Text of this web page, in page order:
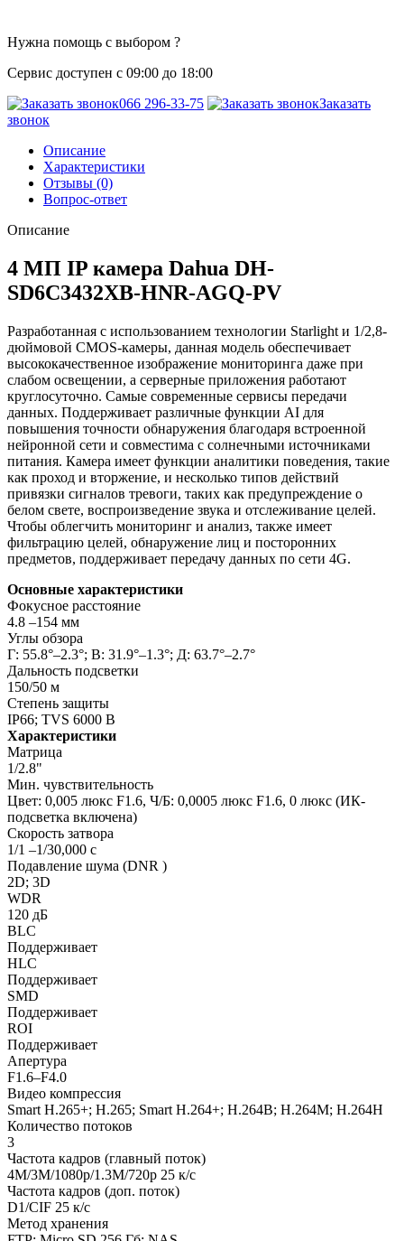
Нужна помощь с выбором ?
Сервис доступен с 09:00 до 18:00
066 296-33-75
Заказать
звонок
Описание
Характеристики
Отзывы (0)
Вопрос-ответ
Описание
4 МП IP камера Dahua DH-
SD6C3432XB-HNR-AGQ-PV
Разработанная с использованием технологии Starlight и 1/2,8-
дюймовой CMOS-камеры, данная модель обеспечивает
высококачественное изображение мониторинга даже при
слабом освещении, а серверные приложения работают
круглосуточно. Самые современные сервисы передачи
данных. Поддерживает различные функции AI для
повышения точности обнаружения благодаря встроенной
нейронной сети и совместима с солнечными источниками
питания. Камера имеет функции аналитики поведения, такие
как проход и вторжение, и несколько типов действий
привязки сигналов тревоги, таких как предупреждение о
белом свете, воспроизведение звука и отслеживание целей.
Чтобы облегчить мониторинг и анализ, также имеет
фильтрацию целей, обнаружение лиц и посторонних
предметов, поддерживает передачу данных по сети 4G.
Основные характеристики
Фокусное расстояние
4.8 –154 мм
Углы обзора
Г: 55.8°–2.3°; В: 31.9°–1.3°; Д: 63.7°–2.7°
Дальность подсветки
150/50 м
Степень защиты
IP66; TVS 6000 В
Характеристики
Матрица
1/2.8"
Мин. чувствительность
Цвет: 0,005 люкс F1.6, Ч/Б: 0,0005 люкс F1.6, 0 люкс (ИК-
подсветка включена)
Скорость затвора
1/1 –1/30,000 с
Подавление шума (DNR )
2D; 3D
WDR
120 дБ
BLC
Поддерживает
HLC
Поддерживает
SMD
Поддерживает
ROI
Поддерживает
Апертура
F1.6–F4.0
Видео компрессия
Smart H.265+; H.265; Smart H.264+; H.264B; H.264M; H.264H
Количество потоков
3
Частота кадров (главный поток)
4M/3M/1080p/1.3M/720p 25 к/с
Частота кадров (доп. поток)
D1/CIF 25 к/с
Метод хранения